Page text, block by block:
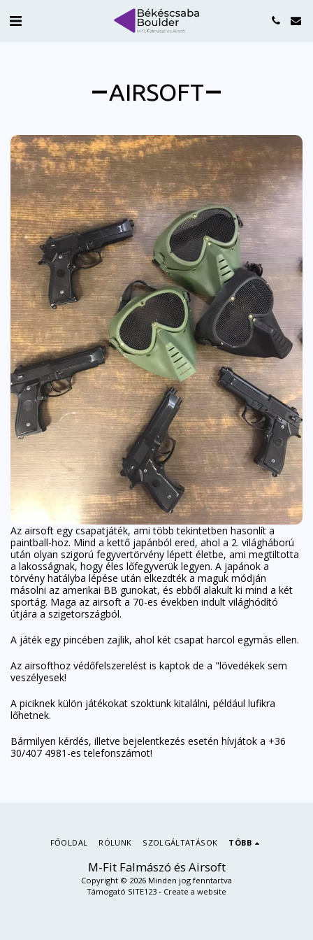
AIRSOFT
Az airsoft egy csapatjáték, ami több tekintetben hasonlít a
paintball-hoz. Mind a kettő japánból ered, ahol a 2. világháború
után olyan szigorú fegyvertörvény lépett életbe, ami megtiltotta
a lakosságnak, hogy éles lőfegyverük legyen. A japánok a
törvény hatályba lépése után elkezdték a maguk módján
másolni az amerikai BB gunokat, és ebből alakult ki mind a két
sportág. Maga az airsoft a 70-es években indult világhódító
útjára a szigetországból.
A játék egy pincében zajlik, ahol két csapat harcol egymás ellen.
Az airsofthoz védőfelszerelést is kaptok de a "lövedékek sem
veszélyesek!
A piciknek külön játékokat szoktunk kitalálni, például lufikra
lőhetnek.
Bármilyen kérdés, illetve bejelentkezés esetén hívjátok a +36
30/407 4981-es telefonszámot!
M-Fit Falmászó és Airsoft
Copyright © 2026 Minden jog fenntartva
Támogató SITE123 - Create a website
FŐOLDAL RÓLUNK SZOLGÁLTATÁSOK TÖBB